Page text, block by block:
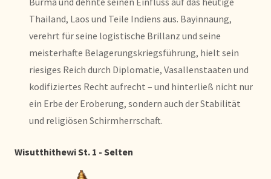
Thailand, Laos und Teile Indiens aus. Bayinnaung,
verehrt für seine logistische Brillanz und seine
meisterhafte Belagerungskriegsführung, hielt sein
riesiges Reich durch Diplomatie, Vasallenstaaten und
kodifiziertes Recht aufrecht – und hinterließ nicht nur
ein Erbe der Eroberung, sondern auch der Stabilität
und religiösen Schirmherrschaft.
Wisutthithewi St. 1 - Selten